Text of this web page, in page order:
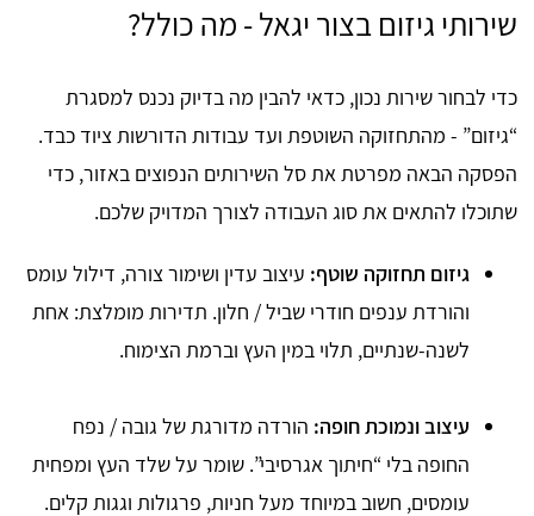
שירותי גיזום בצור יגאל - מה כולל?
כדי לבחור שירות נכון, כדאי להבין מה בדיוק נכנס למסגרת
“גיזום” - מהתחזוקה השוטפת ועד עבודות הדורשות ציוד כבד.
הפסקה הבאה מפרטת את סל השירותים הנפוצים באזור, כדי
שתוכלו להתאים את סוג העבודה לצורך המדויק שלכם.
גיזום תחזוקה שוטף: עיצוב עדין ושימור צורה, דילול עומס
והורדת ענפים חודרי שביל / חלון. תדירות מומלצת: אחת
לשנה-שנתיים, תלוי במין העץ וברמת הצימוח.
עיצוב ונמוכת חופה: הורדה מדורגת של גובה / נפח
החופה בלי “חיתוך אגרסיבי”. שומר על שלד העץ ומפחית
עומסים, חשוב במיוחד מעל חניות, פרגולות וגגות קלים.